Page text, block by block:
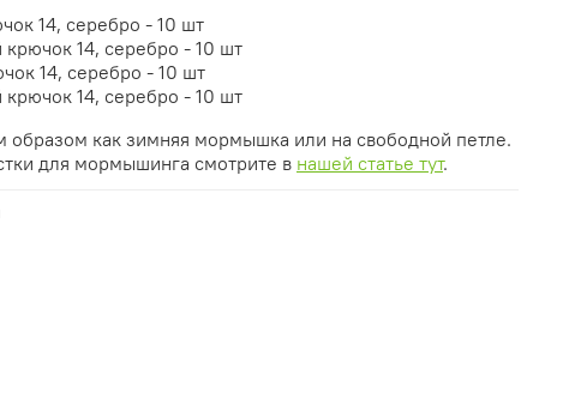
14, серебро - 10 шт
крючок 14, серебро - 10 шт
14, серебро - 10 шт
крючок 14, серебро - 10 шт
образом как зимняя мормышка или на свободной петле.
для мормышинга смотрите в нашей статье тут.